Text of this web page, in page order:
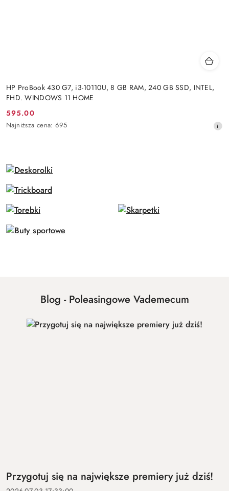
HP ProBook 430 G7, i3-10110U, 8 GB RAM, 240 GB SSD, INTEL,
FHD. WINDOWS 11 HOME
Cena
promocyjna:
595.00
Najniższa
przed
Najniższa cena: 695
Blog - Poleasingowe Vademecum
Przygotuj się na największe premiery już dziś!